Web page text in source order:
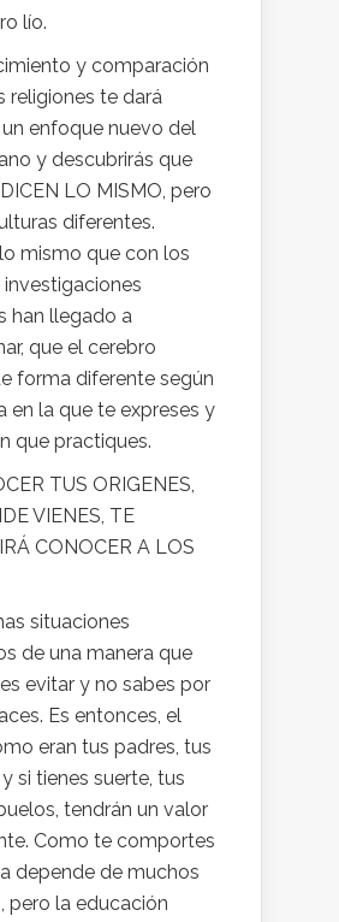
lío.
y comparación
religiones te dará
enfoque nuevo del
y descubrirás que
LO MISMO, pero
diferentes.
mismo que con los
investigaciones
han llegado a
que el cerebro
forma diferente según
en la que te expreses y
que practiques.
TUS ORIGENES,
VIENES, TE
CONOCER A LOS
situaciones
de una manera que
evitar y no sabes por
Es entonces, el
eran tus padres, tus
si tienes suerte, tus
tendrán un valor
Como te comportes
depende de muchos
pero la educación